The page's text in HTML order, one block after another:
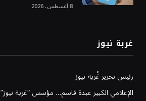
8 أغسطس، 2026
غربة نيوز
رئيس تحرير غُربة نيوز
الإعلامي الكبير عبدة قاسم… مؤسس “غربة نيوز”